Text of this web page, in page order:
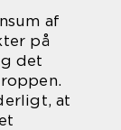
af
på
det
at